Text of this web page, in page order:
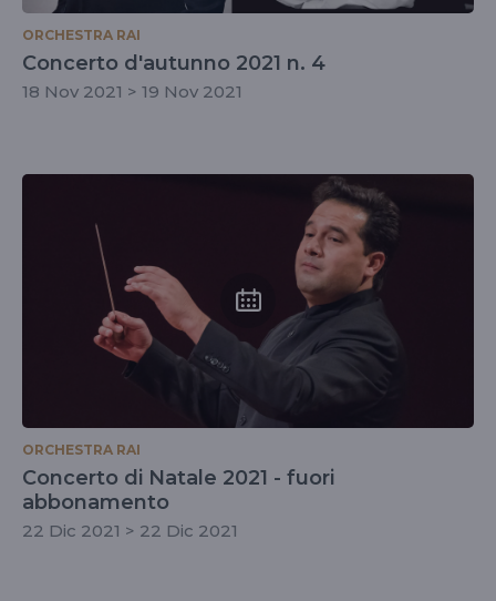
ORCHESTRA RAI
Concerto d'autunno 2021 n. 4
18 Nov 2021 > 19 Nov 2021
ORCHESTRA RAI
Concerto di Natale 2021 - fuori
abbonamento
22 Dic 2021 > 22 Dic 2021